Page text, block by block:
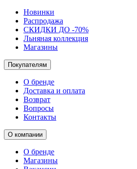
Новинки
Распродажа
СКИДКИ ДО -70%
Льняная коллекция
Магазины
Покупателям
О бренде
Доставка и оплата
Возврат
Вопросы
Контакты
О компании
О бренде
Магазины